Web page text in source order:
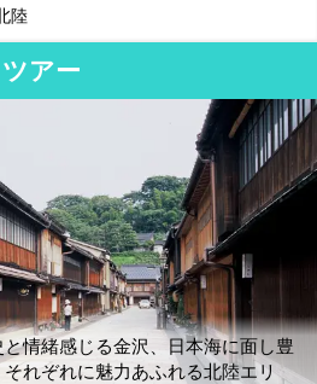
陸
アー
情緒感じる金沢、日本海に面し豊
れぞれに魅力あふれる北陸エリ